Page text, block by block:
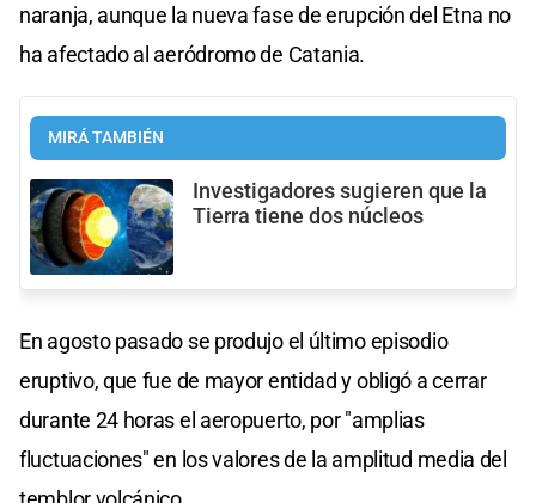
naranja, aunque la nueva fase de erupción del Etna no
ha afectado al aeródromo de Catania.
MIRÁ TAMBIÉN
Investigadores sugieren que la
Tierra tiene dos núcleos
En agosto pasado se produjo el último episodio
eruptivo, que fue de mayor entidad y obligó a cerrar
durante 24 horas el aeropuerto, por "amplias
fluctuaciones" en los valores de la amplitud media del